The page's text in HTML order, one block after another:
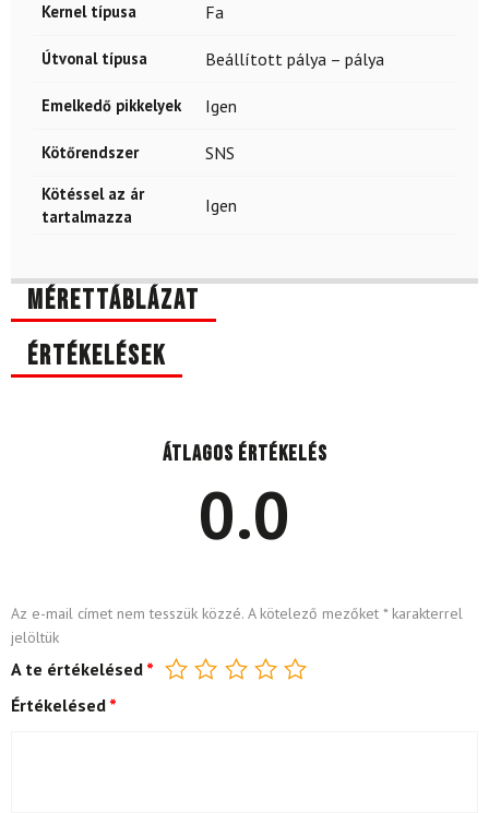
Kernel típusa Fa
Útvonal típusa Beállított pálya – pálya
Emelkedő pikkelyek Igen
Kötőrendszer SNS
Kötéssel az ár
tartalmazza
Igen
Mérettáblázat
Értékelések
Átlagos értékelés
0.0
Az e-mail címet nem tesszük közzé. A kötelező mezőket *karakterrel
jelöltük
A te értékelésed *
Értékelésed *